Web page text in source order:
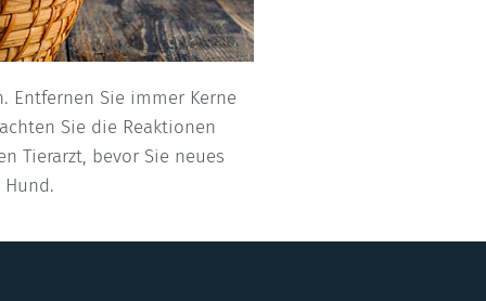
Entfernen Sie immer Kerne
Sie die Reaktionen
Tierarzt, bevor Sie neues